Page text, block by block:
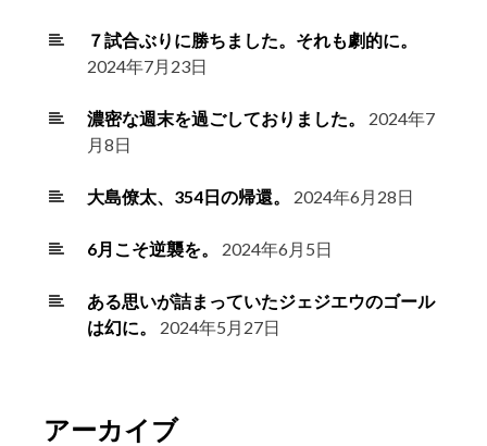
７試合ぶりに勝ちました。それも劇的に。
2024年7月23日
濃密な週末を過ごしておりました。
2024年7
月8日
大島僚太、354日の帰還。 2024年6月28日
6月こそ逆襲を。 2024年6月5日
ある思いが詰まっていたジェジエウのゴール
は幻に。
2024年5月27日
アーカイブ